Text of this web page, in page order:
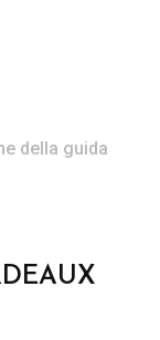
della guida